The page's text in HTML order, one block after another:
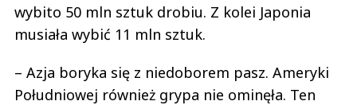
wybito 50 mln sztuk drobiu. Z kolei Japonia
musiała wybić 11 mln sztuk.
– Azja boryka się z niedoborem pasz. Ameryki
Południowej również grypa nie ominęła. Ten